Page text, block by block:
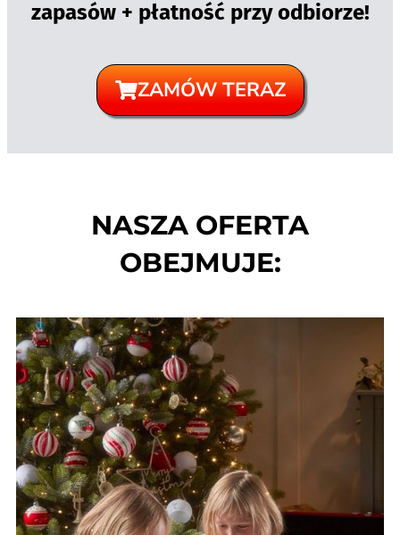
zapasów + płatność przy odbiorze!
ZAMÓW TERAZ
NASZA OFERTA
OBEJMUJE: